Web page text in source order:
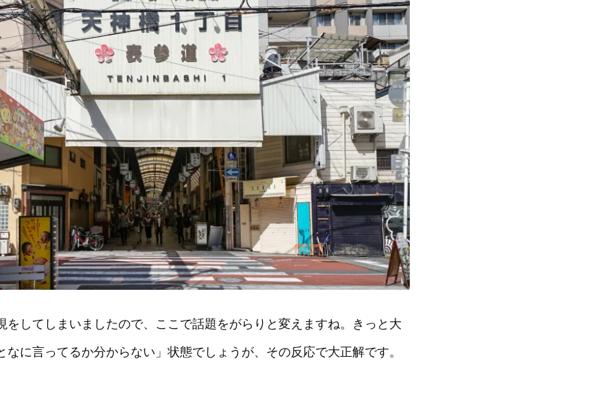
をしてしまいましたので、ここで話題をがらりと変えますね。きっと大
なに言ってるか分からない」状態でしょうが、その反応で大正解です。